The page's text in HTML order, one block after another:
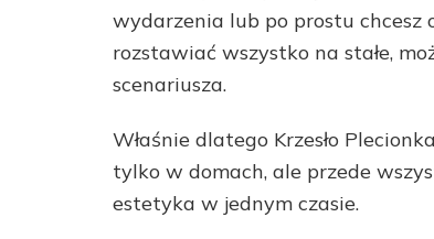
wydarzenia lub po prostu
rozstawiać wszystko na stałe,
scenariusza.
Właśnie dlatego Krzesło
tylko w domach, ale przede
estetyka w jednym czasie.